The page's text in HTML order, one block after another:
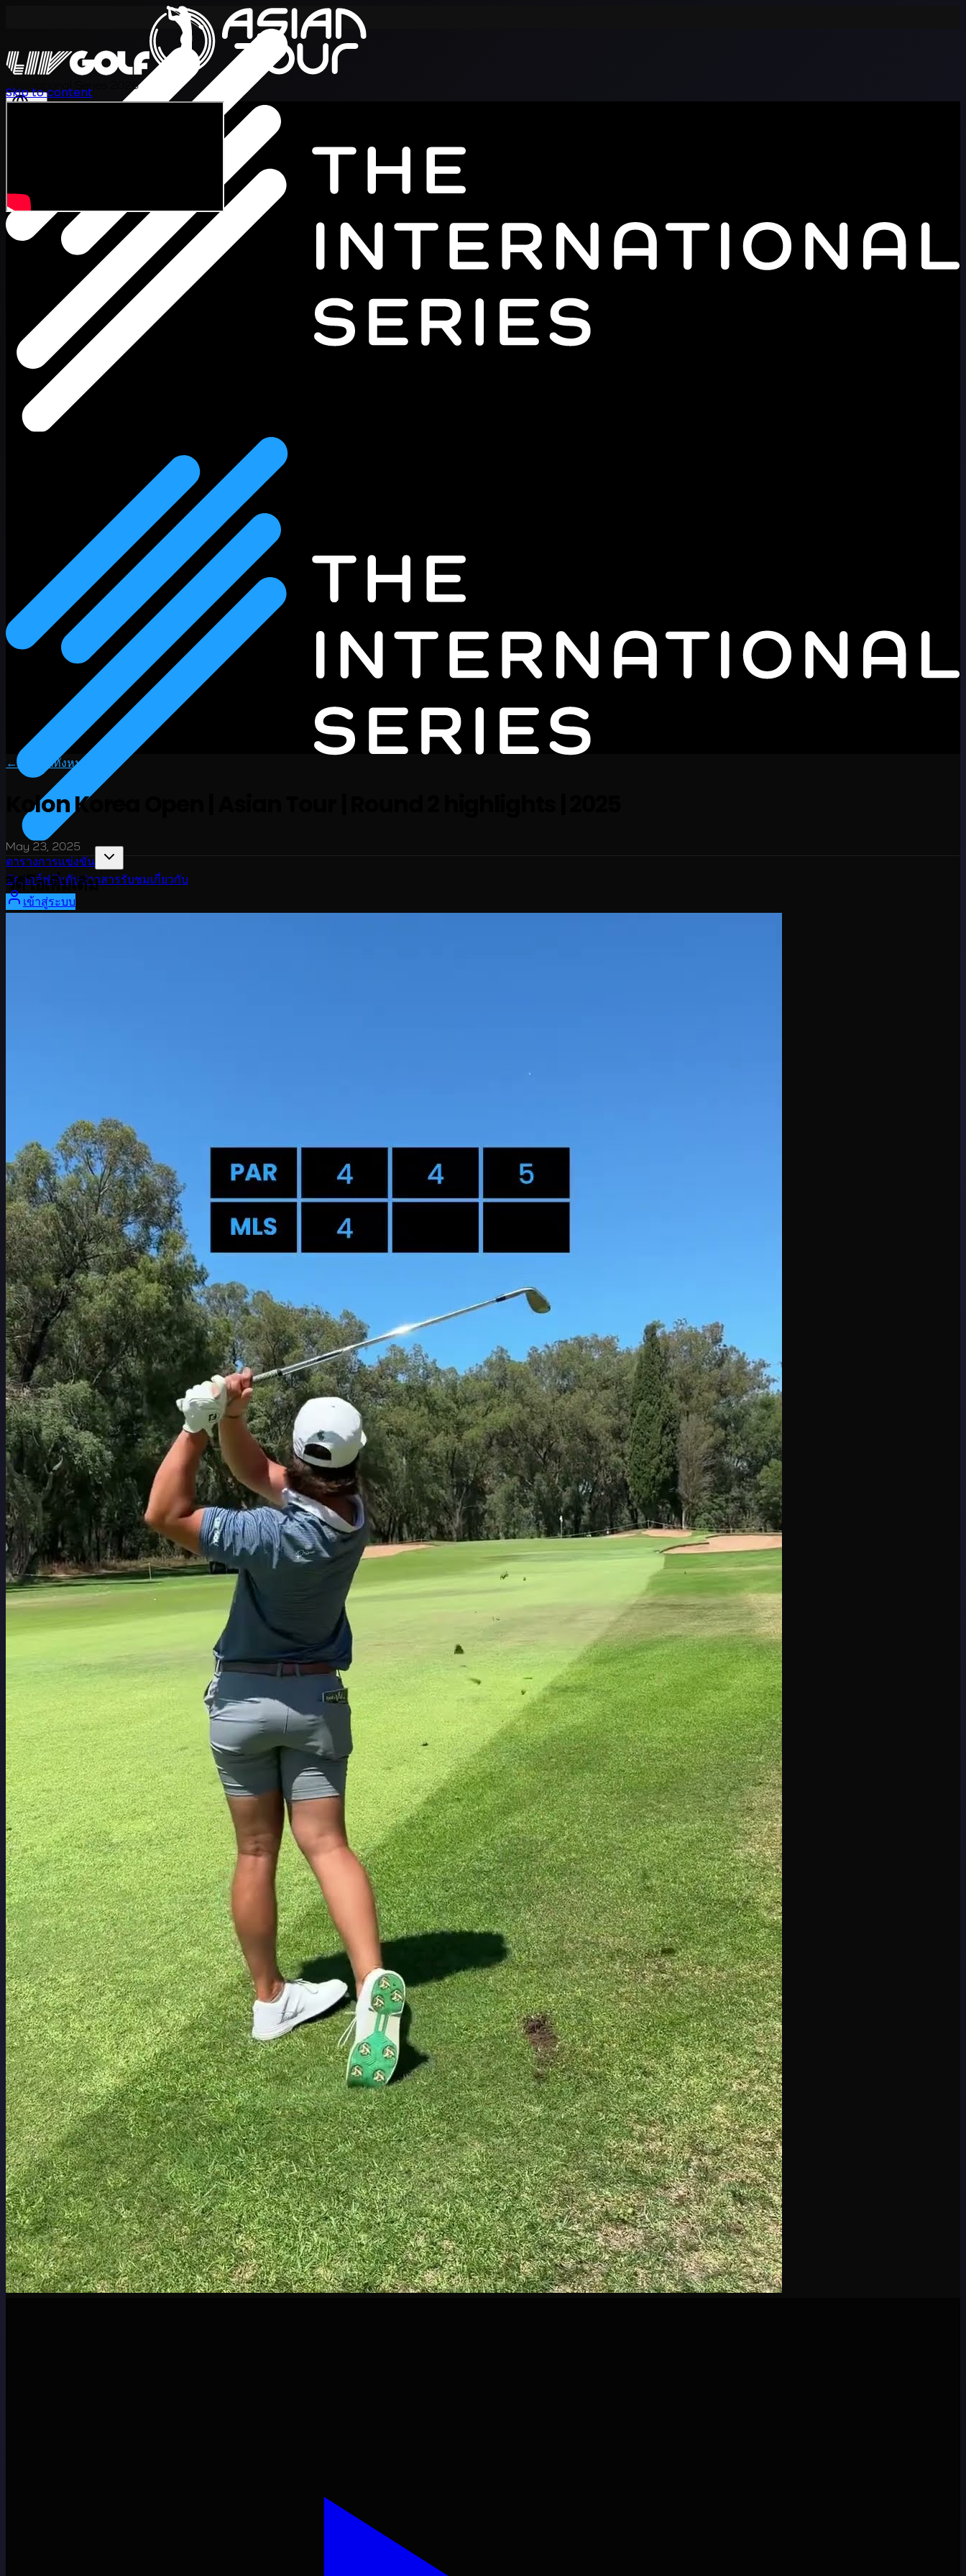
International Series 2026
ตารางการแข่งขัน
นักกอล์ฟอันดับข่าวสารรับชมเกี่ยวกับ
เข้าสู่ระบบ
Skip to content
← ไฮไลต์ทั้งหมด
Kolon Korea Open | Asian Tour | Round 2 highlights | 2025
May 23, 2025
วิดีโอเพิ่มเติม